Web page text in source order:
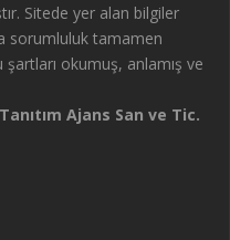
Sitede yer alan bilgiler
sorumluluk tamamen
şartları okumuş, anlamış ve
Ajans San ve Tic.